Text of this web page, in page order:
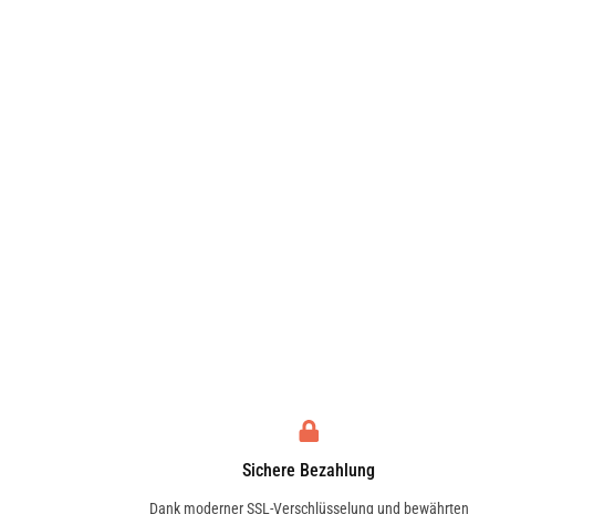
Sichere Bezahlung
Dank moderner SSL-Verschlüsselung und bewährten